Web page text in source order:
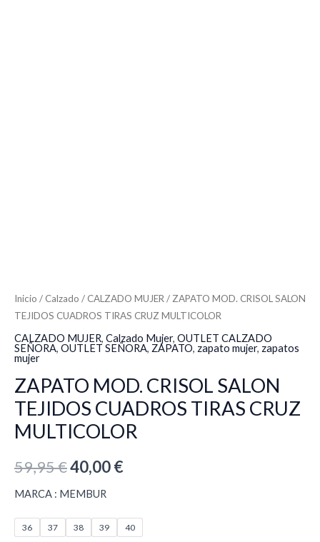
Inicio / Calzado / CALZADO MUJER / ZAPATO MOD. CRISOL SALON
TEJIDOS CUADROS TIRAS CRUZ MULTICOLOR
CALZADO MUJER, Calzado Mujer, OUTLET CALZADO
SEÑORA, OUTLET SEÑORA, ZAPATO, zapato mujer, zapatos
mujer
ZAPATO MOD. CRISOL SALON
TEJIDOS CUADROS TIRAS CRUZ
MULTICOLOR
59,95€40,00€
MARCA : MEMBUR
36 37 38 39 40